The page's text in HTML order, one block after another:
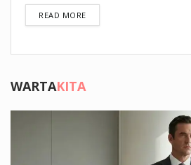
READ MOREDETAILS
WARTAKITA